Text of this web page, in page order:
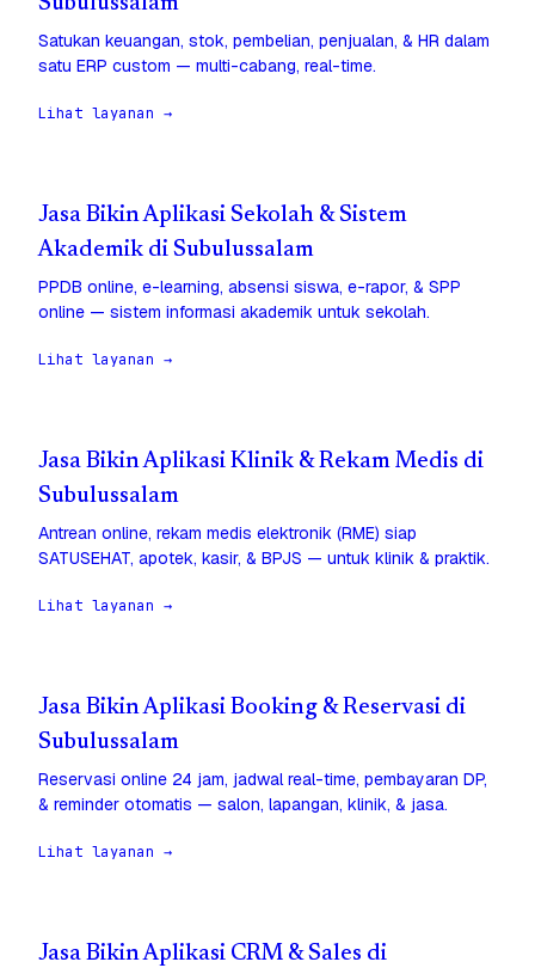
Satukan keuangan, stok, pembelian, penjualan, & HR dalam
satu ERP custom — multi-cabang, real-time.
Lihat layanan →
Jasa Bikin Aplikasi Sekolah & Sistem
Akademik di Subulussalam
PPDB online, e-learning, absensi siswa, e-rapor, & SPP
online — sistem informasi akademik untuk sekolah.
Lihat layanan →
Jasa Bikin Aplikasi Klinik & Rekam Medis di
Subulussalam
Antrean online, rekam medis elektronik (RME) siap
SATUSEHAT, apotek, kasir, & BPJS — untuk klinik & praktik.
Lihat layanan →
Jasa Bikin Aplikasi Booking & Reservasi di
Subulussalam
Reservasi online 24 jam, jadwal real-time, pembayaran DP,
& reminder otomatis — salon, lapangan, klinik, & jasa.
Lihat layanan →
Jasa Bikin Aplikasi CRM & Sales di